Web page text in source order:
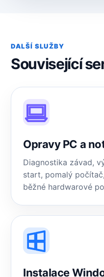
DALŠÍ SLUŽBY
Související
Opravy PC a
Diagnostika závad,
start, pomalý
běžné hardwarové
Instalace